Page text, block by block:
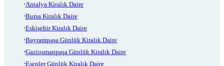
Antalya Kiralık Daire
Bursa Kiralık Daire
Eskişehir Kiralık Daire
Bayrampaşa Günlük Kiralık Daire
Gaziosmanpaşa Günlük Kiralık Daire
Esenler Günlük Kiralık Daire